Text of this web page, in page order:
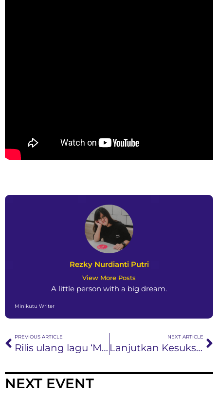
Rezky Nurdianti Putri
View More Posts
A little person with a big dream.
Minikutu Writer
PREVIOUS ARTICLE
Rilis ulang lagu ‘Menanti Sebuah Jawaban’ yang Jadi Kado Spesial Elmatu untuk Ibu Tercinta
NEXT ARTICLE
Lanjutkan Kesuksesan Single ‘Bertahan Terluka’, Fabio Asher Merilis Single Kedua ‘Rumah Singgah’
NEXT EVENT